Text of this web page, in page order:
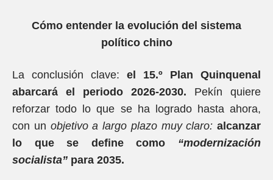
Cómo entender la evolución del sistema
político chino
La conclusión clave: el 15.º Plan Quinquenal
abarcará el periodo 2026-2030. Pekín quiere
reforzar todo lo que se ha logrado hasta ahora,
con un objetivo a largo plazo muy claro: alcanzar
lo que se define como “modernización
socialista” para 2035.